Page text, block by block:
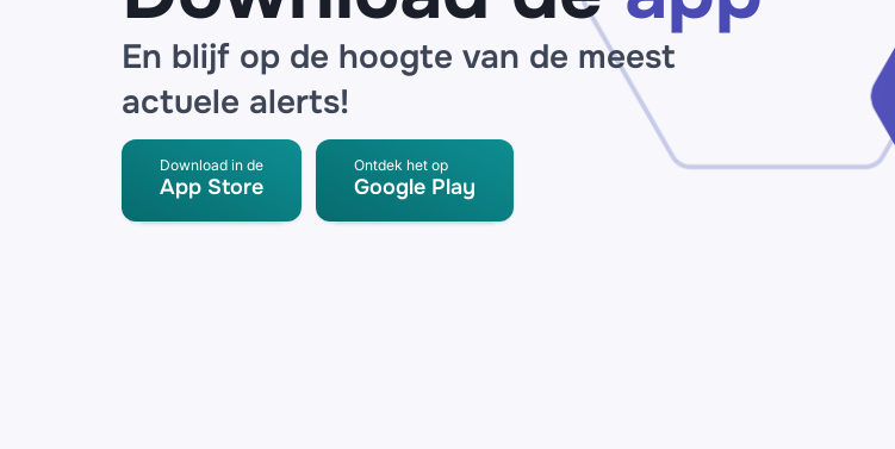
En blijf op de hoogte van de meest
actuele alerts!
Download in de
App Store
Ontdek het op
Google Play